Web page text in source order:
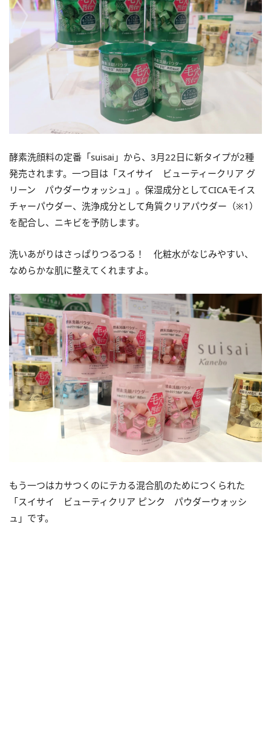
酵素洗顔料の定番「suisai」から、3月22日に新タイプが2種
発売されます。一つ目は「スイサイ ビューティークリア グ
リーン パウダーウォッシュ」。保湿成分としてCICAモイス
チャーパウダー、洗浄成分として角質クリアパウダー（※1）
を配合し、ニキビを予防します。
洗いあがりはさっぱりつるつる！ 化粧水がなじみやすい、
なめらかな肌に整えてくれますよ。
もう一つはカサつくのにテカる混合肌のためにつくられた
「スイサイ ビューティクリア ピンク パウダーウォッシ
ュ」です。